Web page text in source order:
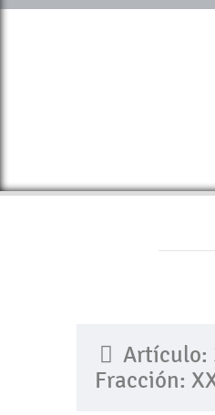
Artículo:
Fracción: